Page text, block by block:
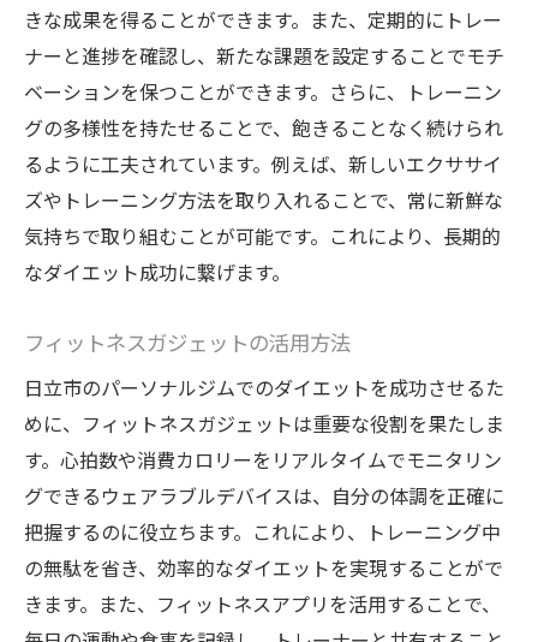
きな成果を得ることができます。また、定期的にトレー
ナーと進捗を確認し、新たな課題を設定することでモチ
ベーションを保つことができます。さらに、トレーニン
グの多様性を持たせることで、飽きることなく続けられ
るように工夫されています。例えば、新しいエクササイ
ズやトレーニング方法を取り入れることで、常に新鮮な
気持ちで取り組むことが可能です。これにより、長期的
なダイエット成功に繋げます。
フィットネスガジェットの活用方法
日立市のパーソナルジムでのダイエットを成功させるた
めに、フィットネスガジェットは重要な役割を果たしま
す。心拍数や消費カロリーをリアルタイムでモニタリン
グできるウェアラブルデバイスは、自分の体調を正確に
把握するのに役立ちます。これにより、トレーニング中
の無駄を省き、効率的なダイエットを実現することがで
きます。また、フィットネスアプリを活用することで、